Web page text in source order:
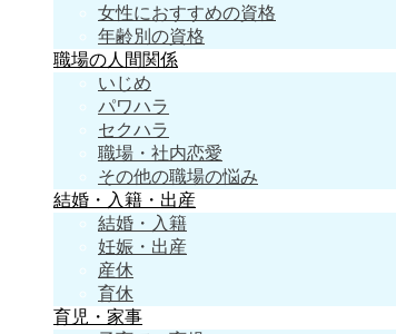
女性におすすめの資格
年齢別の資格
職場の人間関係
いじめ
パワハラ
セクハラ
職場・社内恋愛
その他の職場の悩み
結婚・入籍・出産
結婚・入籍
妊娠・出産
産休
育休
育児・家事